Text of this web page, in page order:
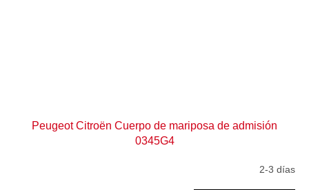
Peugeot Citroën Cuerpo de mariposa de admisión
0345G4
2-3 días